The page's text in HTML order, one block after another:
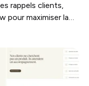
rappels clients,
pour maximiser la
SEO durable.